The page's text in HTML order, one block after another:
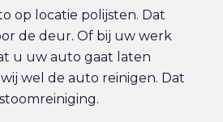
op locatie polijsten. Dat
de deur. Of bij uw werk
u uw auto gaat laten
wel de auto reinigen. Dat